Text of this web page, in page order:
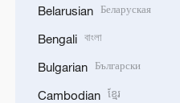
Belarusian Беларуская
Bengali বাংলা
Bulgarian Български
Cambodian ខ្មែរ